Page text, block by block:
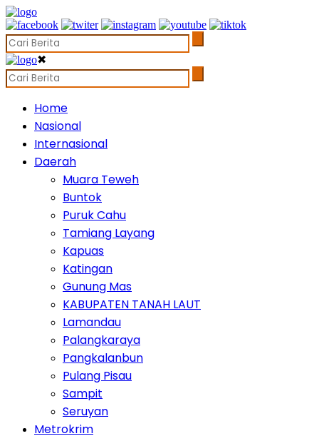
✖
Home
Nasional
Internasional
Daerah
Muara Teweh
Buntok
Puruk Cahu
Tamiang Layang
Kapuas
Katingan
Gunung Mas
KABUPATEN TANAH LAUT
Lamandau
Palangkaraya
Pangkalanbun
Pulang Pisau
Sampit
Seruyan
Metrokrim